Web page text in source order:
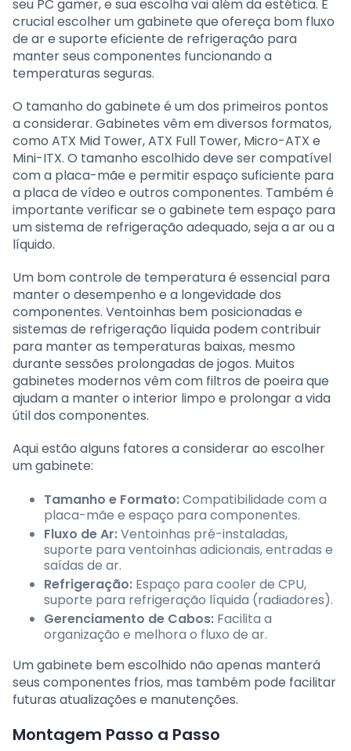
seu PC gamer, e sua escolha vai além da estética. É
crucial escolher um gabinete que ofereça bom fluxo
de ar e suporte eficiente de refrigeração para
manter seus componentes funcionando a
temperaturas seguras.
O tamanho do gabinete é um dos primeiros pontos
a considerar. Gabinetes vêm em diversos formatos,
como ATX Mid Tower, ATX Full Tower, Micro-ATX e
Mini-ITX. O tamanho escolhido deve ser compatível
com a placa-mãe e permitir espaço suficiente para
a placa de vídeo e outros componentes. Também é
importante verificar se o gabinete tem espaço para
um sistema de refrigeração adequado, seja a ar ou a
líquido.
Um bom controle de temperatura é essencial para
manter o desempenho e a longevidade dos
componentes. Ventoinhas bem posicionadas e
sistemas de refrigeração líquida podem contribuir
para manter as temperaturas baixas, mesmo
durante sessões prolongadas de jogos. Muitos
gabinetes modernos vêm com filtros de poeira que
ajudam a manter o interior limpo e prolongar a vida
útil dos componentes.
Aqui estão alguns fatores a considerar ao escolher
um gabinete:
Tamanho e Formato:Compatibilidade com a
placa-mãe e espaço para componentes.
Fluxo de Ar:Ventoinhas pré-instaladas,
suporte para ventoinhas adicionais, entradas e
saídas de ar.
Refrigeração: Espaço para cooler de CPU,
suporte para refrigeração líquida (radiadores).
Gerenciamento de Cabos: Facilita a
organização e melhora o fluxo de ar.
Um gabinete bem escolhido não apenas manterá
seus componentes frios, mas também pode facilitar
futuras atualizações e manutenções.
Montagem Passo a Passo